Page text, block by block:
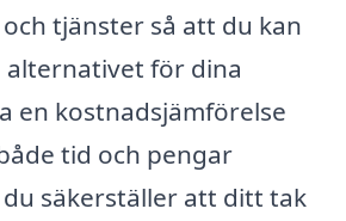
tjänster så att du kan
alternativet för dina
en kostnadsjämförelse
tid och pengar
säkerställer att ditt tak